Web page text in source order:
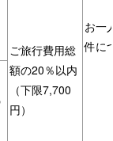
お一
件に
ご旅行費用総
額の20％以内
（下限7,700
円）